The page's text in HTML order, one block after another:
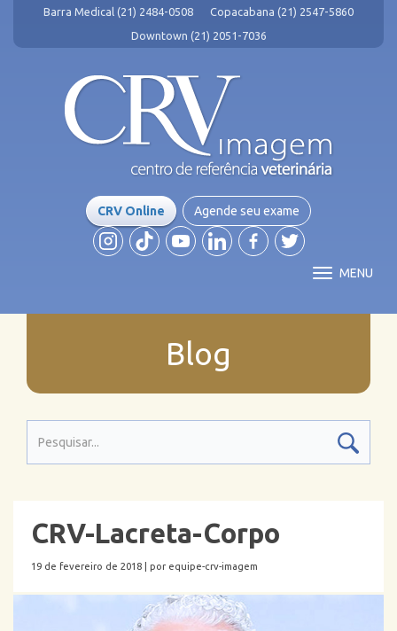
Barra Medical (21) 2484-0508
Copacabana (21) 2547-5860
Downtown (21) 2051-7036
CRV Online Agende seu exame
MENU
Blog
CRV-Lacreta-Corpo
19 de fevereiro de 2018 | por equipe-crv-imagem